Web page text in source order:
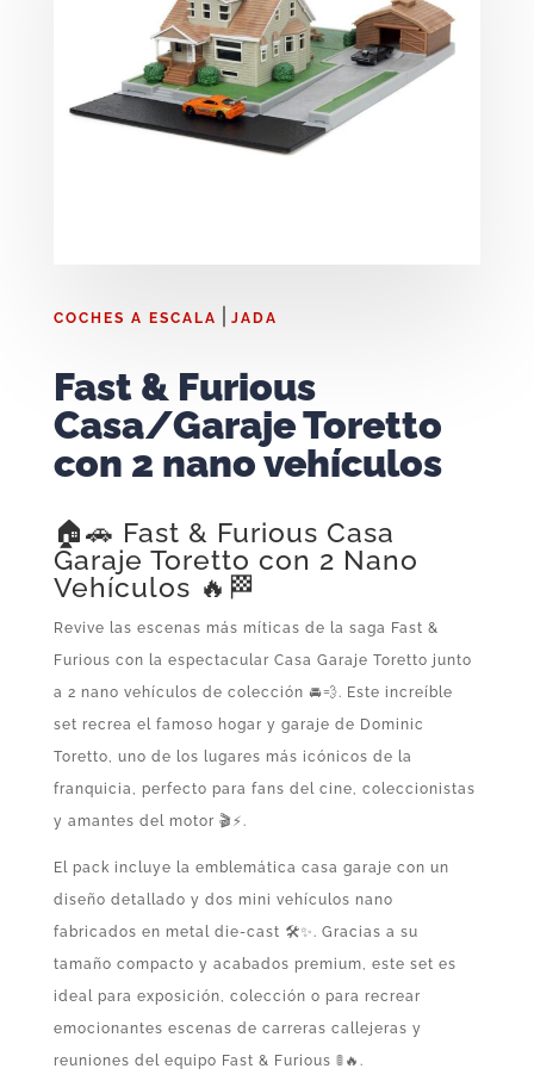
COCHES A ESCALA JADA
Fast & Furious
Casa/Garaje Toretto
con 2 nano vehículos
🏠🚗 Fast & Furious Casa
Garaje Toretto con 2 Nano
Vehículos 🔥🏁
Revive las escenas más míticas de la saga Fast &
Furious con la espectacular Casa Garaje Toretto junto
a 2 nano vehículos de colección 🚘💨. Este increíble
set recrea el famoso hogar y garaje de Dominic
Toretto, uno de los lugares más icónicos de la
franquicia, perfecto para fans del cine, coleccionistas
y amantes del motor 🎬⚡.
El pack incluye la emblemática casa garaje con un
diseño detallado y dos mini vehículos nano
fabricados en metal die-cast 🛠️✨. Gracias a su
tamaño compacto y acabados premium, este set es
ideal para exposición, colección o para recrear
emocionantes escenas de carreras callejeras y
reuniones del equipo Fast & Furious 🚦🔥.